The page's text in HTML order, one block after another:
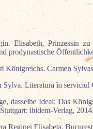
Elisabeth, Prinzessin
prodynastische
Königreichs. Carmen
Sylva. Literatura în
dasselbe Ideal: Das
ibidem-Verlag, 2014.
Reginei Elisabeta.